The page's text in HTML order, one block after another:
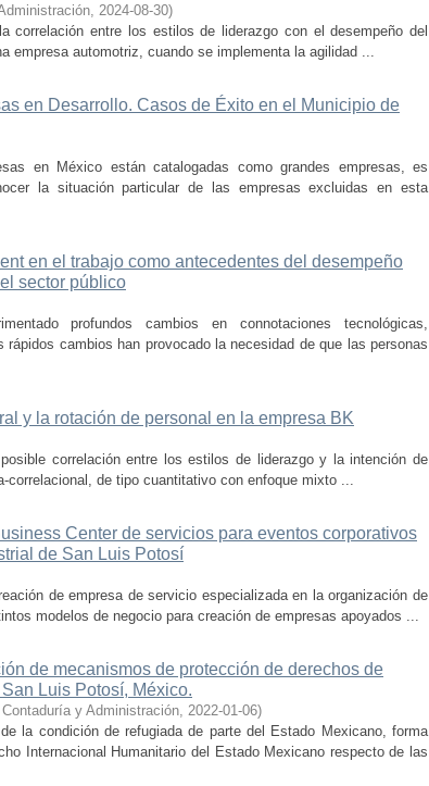
, 2024-08-30)
correlación entre los estilos de liderazgo con el desempeño del
empresa automotriz, cuando se implementa la agilidad ...
en Desarrollo. Casos de Éxito en el Municipio de
en México están catalogadas como grandes empresas, es
la situación particular de las empresas excluidas en esta
en el trabajo como antecedentes del desempeño
sector público
profundos cambios en connotaciones tecnológicas,
cambios han provocado la necesidad de que las personas
y la rotación de personal en la empresa BK
correlación entre los estilos de liderazgo y la intención de
de tipo cuantitativo con enfoque mixto ...
Center de servicios para eventos corporativos
de San Luis Potosí
de empresa de servicio especializada en la organización de
modelos de negocio para creación de empresas apoyados ...
de mecanismos de protección de derechos de
Luis Potosí, México.
y Administración, 2022-01-06)
la condición de refugiada de parte del Estado Mexicano, forma
Internacional Humanitario del Estado Mexicano respecto de las